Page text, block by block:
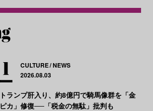
CULTURE NEWS
2026.08.03
トランプ肝入り、約8億円で騎馬像群を「金
ピカ」修復──「税金の無駄」批判も